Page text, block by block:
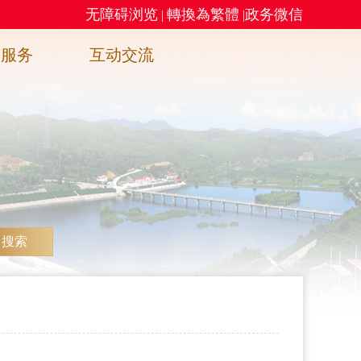
无障碍浏览 | 轉換為繁體 |政务微信
务 互动交流
搜索